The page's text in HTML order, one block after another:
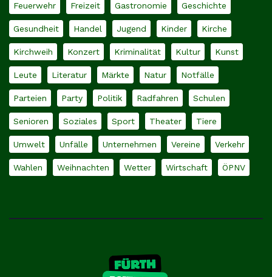
Feuerwehr Freizeit Gastronomie Geschichte
Gesundheit Handel Jugend Kinder Kirche
Kirchweih Konzert Kriminalität Kultur Kunst
Leute Literatur Märkte Natur Notfälle
Parteien Party Politik Radfahren Schulen
Senioren Soziales Sport Theater Tiere
Umwelt Unfälle Unternehmen Vereine Verkehr
Wahlen Weihnachten Wetter Wirtschaft ÖPNV